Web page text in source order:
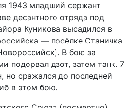
1943 младший сержант
десантного отряда под
Куникова высадился в
— посёлке Станичка
В бою за
подорвал дзот, затем танк. 7
но сражался до последней
в этом бою.